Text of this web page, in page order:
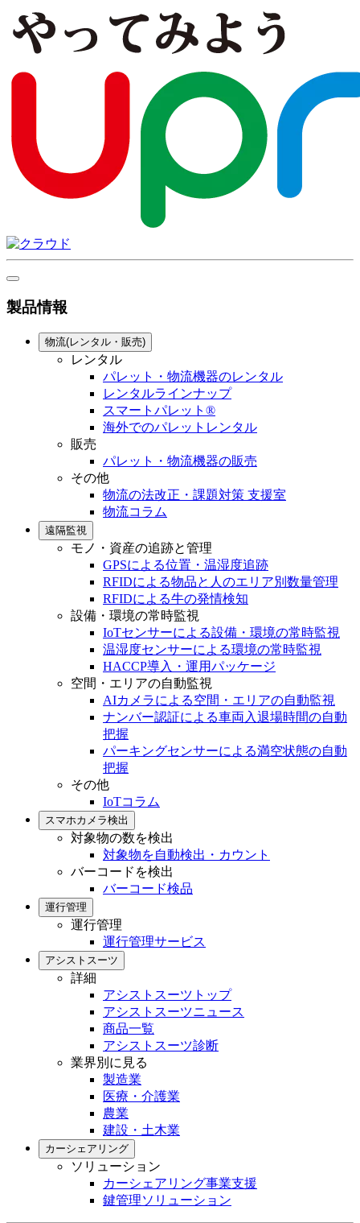
製品情報
物流(レンタル・販売)
レンタル
パレット・物流機器のレンタル
レンタルラインナップ
スマートパレット®
海外でのパレットレンタル
販売
パレット・物流機器の販売
その他
物流の法改正・課題対策 支援室
物流コラム
遠隔監視
モノ・資産の追跡と管理
GPSによる位置・温湿度追跡
RFIDによる物品と人のエリア別数量管理
RFIDによる牛の発情検知
設備・環境の常時監視
IoTセンサーによる設備・環境の常時監視
温湿度センサーによる環境の常時監視
HACCP導入・運用パッケージ
空間・エリアの自動監視
AIカメラによる空間・エリアの自動監視
ナンバー認証による車両入退場時間の自動
把握
パーキングセンサーによる満空状態の自動
把握
その他
IoTコラム
スマホカメラ検出
対象物の数を検出
対象物を自動検出・カウント
バーコードを検出
バーコード検品
運行管理
運行管理
運行管理サービス
アシストスーツ
詳細
アシストスーツトップ
アシストスーツニュース
商品一覧
アシストスーツ診断
業界別に見る
製造業
医療・介護業
農業
建設・土木業
カーシェアリング
ソリューション
カーシェアリング事業支援
鍵管理ソリューション